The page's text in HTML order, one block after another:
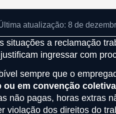
atualização: 8 de
situações a reclamação
ingressar com
sempre que o
ou em convenção coletiva
não pagas, horas extras
violação dos direitos do